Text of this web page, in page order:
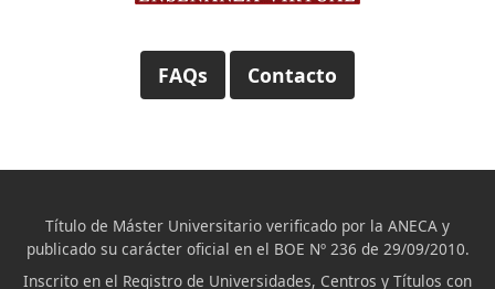
FAQs Contacto
Título de Máster Universitario verificado por la ANECA y
publicado su carácter oficial en el BOE Nº 236 de 29/09/2010.
Inscrito en el Registro de Universidades, Centros y Títulos con